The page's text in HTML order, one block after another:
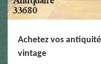
Achetez vos
vintage